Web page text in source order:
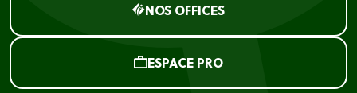
NOS OFFICES
ESPACE PRO